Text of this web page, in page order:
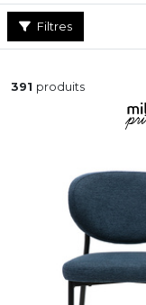
Filtres
391 produits